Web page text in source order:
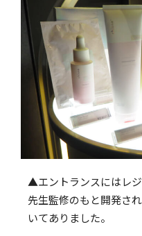
▲エントランスにはレ
先生監修のもと開発さ
いてありました。